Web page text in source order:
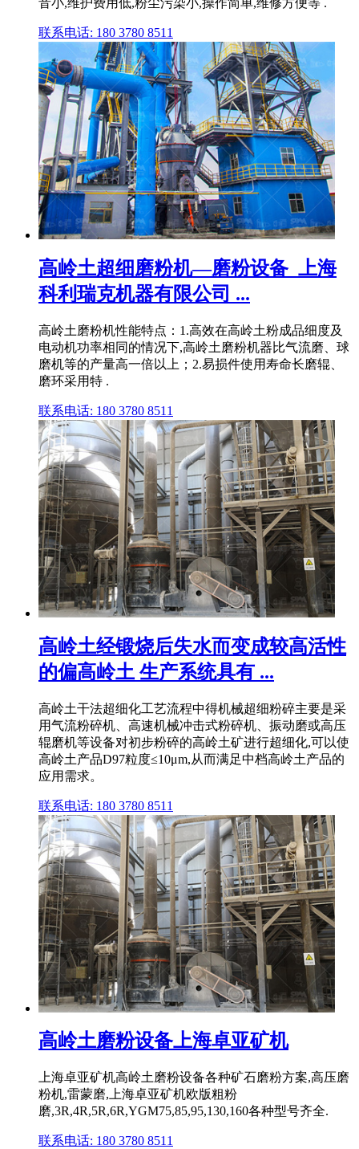
联系电话: 180 3780 8511
高岭土超细磨粉机—磨粉设备_上海
科利瑞克机器有限公司 ...
高岭土磨粉机性能特点：1.高效在高岭土粉成品细度及
电动机功率相同的情况下,高岭土磨粉机器比气流磨、球
磨机等的产量高一倍以上；2.易损件使用寿命长磨辊、
磨环采用特 .
联系电话: 180 3780 8511
高岭土经锻烧后失水而变成较高活性
的偏高岭土 生产系统具有 ...
高岭土干法超细化工艺流程中得机械超细粉碎主要是采
用气流粉碎机、高速机械冲击式粉碎机、振动磨或高压
辊磨机等设备对初步粉碎的高岭土矿进行超细化,可以使
高岭土产品D97粒度≤10μm,从而满足中档高岭土产品的
应用需求。
联系电话: 180 3780 8511
高岭土磨粉设备上海卓亚矿机
上海卓亚矿机高岭土磨粉设备各种矿石磨粉方案,高压磨
粉机,雷蒙磨,上海卓亚矿机欧版粗粉
磨,3R,4R,5R,6R,YGM75,85,95,130,160各种型号齐全.
联系电话: 180 3780 8511